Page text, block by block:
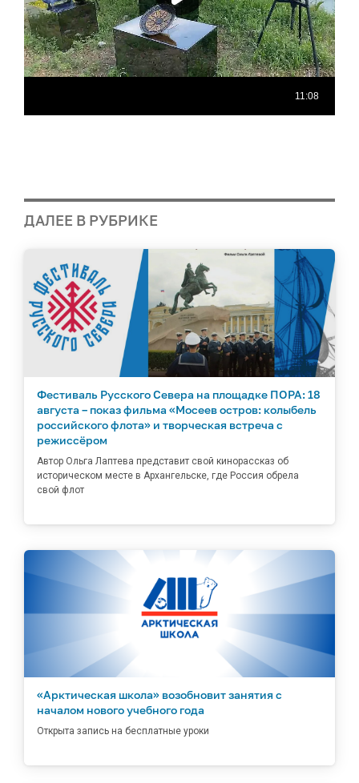
ДАЛЕЕ В РУБРИКЕ
Фестиваль Русского Севера на площадке ПОРА: 18
августа – показ фильма «Мосеев остров: колыбель
российского флота» и творческая встреча с
режиссёром
Автор Ольга Лаптева представит свой кинорассказ об
историческом месте в Архангельске, где Россия обрела
свой флот
«Арктическая школа» возобновит занятия с
началом нового учебного года
Открыта запись на бесплатные уроки